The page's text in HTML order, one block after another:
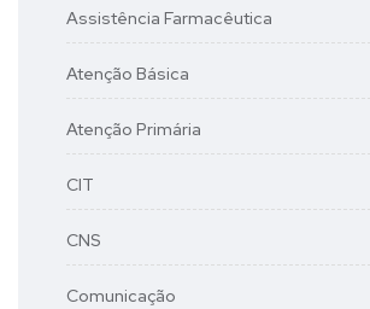
Assistência Farmacêutica
Atenção Básica
Atenção Primária
CIT
CNS
Comunicação